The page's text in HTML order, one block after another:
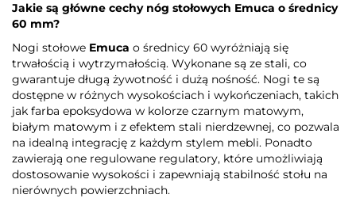
Jakie są główne cechy nóg stołowych Emuca o średnicy
60 mm?
Nogi stołowe Emuca o średnicy 60 wyróżniają się
trwałością i wytrzymałością. Wykonane są ze stali, co
gwarantuje długą żywotność i dużą nośność. Nogi te są
dostępne w różnych wysokościach i wykończeniach, takich
jak farba epoksydowa w kolorze czarnym matowym,
białym matowym i z efektem stali nierdzewnej, co pozwala
na idealną integrację z każdym stylem mebli. Ponadto
zawierają one regulowane regulatory, które umożliwiają
dostosowanie wysokości i zapewniają stabilność stołu na
nierównych powierzchniach.